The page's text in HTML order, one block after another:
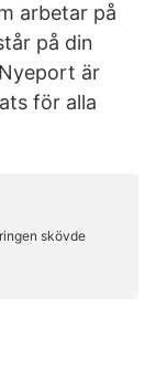
arbetar på
på din
är
för alla